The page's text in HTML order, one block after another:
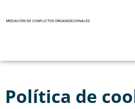
MEDIACIÓN DE CONFLICTOS ORGANIZACIONALES
Política de